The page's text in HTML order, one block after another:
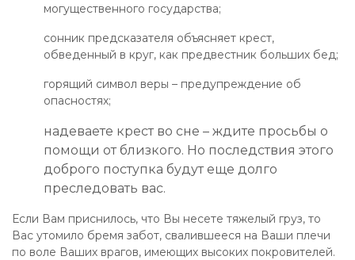
могущественного государства;
сонник предсказателя объясняет крест,
обведенный в круг, как предвестник больших бед;
горящий символ веры – предупреждение об
опасностях;
надеваете крест во сне – ждите просьбы о
помощи от близкого. Но последствия этого
доброго поступка будут еще долго
преследовать вас.
Если Вам приснилось, что Вы несете тяжелый груз, то
Вас утомило бремя забот, свалившееся на Ваши плечи
по воле Ваших врагов, имеющих высоких покровителей.